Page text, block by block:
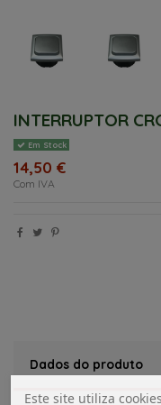
INTERRUPTOR
Em Stock
14,50 €
Com IVA
Dados do produto
Este site utiliza